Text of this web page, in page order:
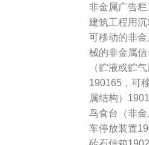
非金属广告
建筑工程用
可移动的非
械的非金属
（贮液或贮
190165，可
属结构）
鸟食台（非
车停放装置